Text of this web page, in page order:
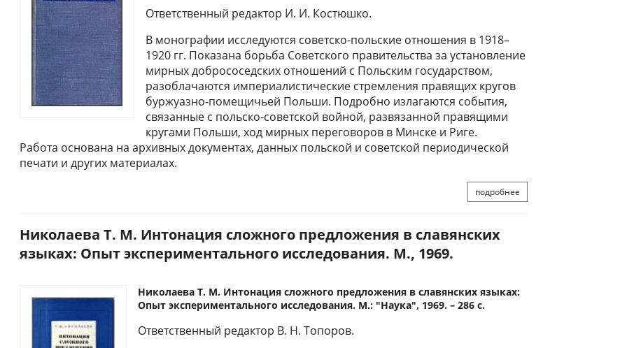
Ответственный редактор И. И. Костюшко.
В монографии исследуются советско-польские отношения в 1918–
1920 гг. Показана борьба Советского правительства за установление
мирных добрососедских отношений с Польским государством,
разоблачаются империалистические стремления правящих кругов
буржуазно-помещичьей Польши. Подробно излагаются события,
связанные с польско-советской войной, развязанной правящими
кругами Польши, ход мирных переговоров в Минске и Риге.
Работа основана на архивных документах, данных польской и советской периодической
печати и других материалах.
подробнее
Николаева Т. М. Интонация сложного предложения в славянских
языках: Опыт экспериментального исследования. М., 1969.
Николаева Т. М. Интонация сложного предложения в славянских языках:
Опыт экспериментального исследования. М.: "Наука", 1969. – 286 с.
Ответственный редактор В. Н. Топоров.